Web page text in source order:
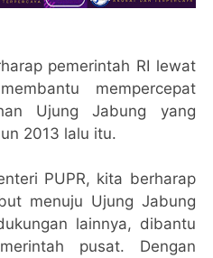
pemerintah RI lewat
mempercepat
Ujung Jabung yang
2013 lalu itu.
PUPR, kita berharap
menuju Ujung Jabung
lainnya, dibantu
pusat. Dengan